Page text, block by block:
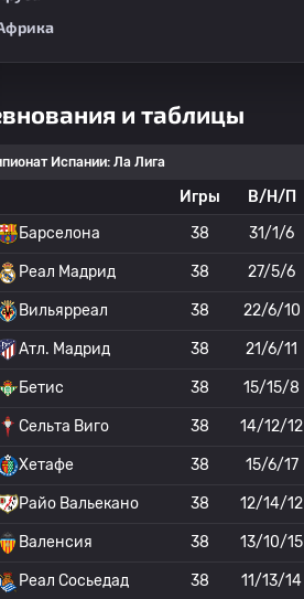
и таблицы
Испании: Ла Лига
Игры В/Н/П
Барселона 38 31/1/6
Реал Мадрид 38 27/5/6
Вильярреал 38 22/6/10
Атл. Мадрид 38 21/6/11
Бетис 38 15/15/8
Сельта Виго 38 14/12/12
Хетафе 38 15/6/17
Райо Вальекано 38 12/14/12
Валенсия 38 13/10/15
Реал Сосьедад 38 11/13/14